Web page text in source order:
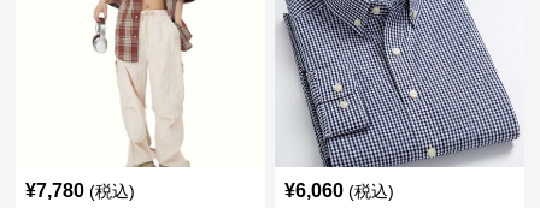
¥7,780 (税込) ¥6,060 (税込)